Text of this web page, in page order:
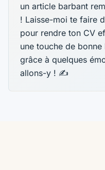
un article barbant
! Laisse-moi te faire
pour rendre ton CV
une touche de bonne
grâce à quelques
allons-y ! ✍️